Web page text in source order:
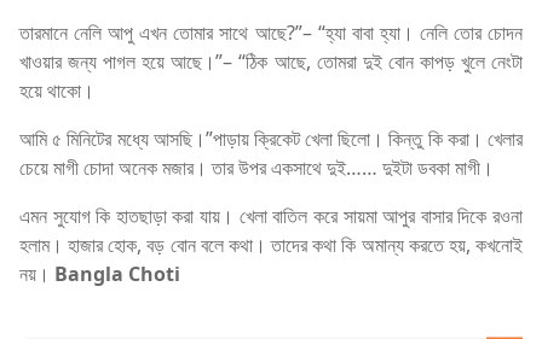
তারমানে নেলি আপু এখন তোমার সাথে আছে?”– “হ্যা বাবা হ্যা। নেলি তোর চোদন
খাওয়ার জন্য পাগল হয়ে আছে।”– “ঠিক আছে, তোমরা দুই বোন কাপড় খুলে নেংটা
হয়ে থাকো।
আমি ৫ মিনিটের মধ্যে আসছি।”পাড়ায় ক্রিকেট খেলা ছিলো। কিন্তু কি করা। খেলার
চেয়ে মাগী চোদা অনেক মজার। তার উপর একসাথে দুই…… দুইটা ডবকা মাগী।
এমন সুযোগ কি হাতছাড়া করা যায়। খেলা বাতিল করে সায়মা আপুর বাসার দিকে রওনা
হলাম। হাজার হোক, বড় বোন বলে কথা। তাদের কথা কি অমান্য করতে হয়, কখনোই
নয়। Bangla Choti